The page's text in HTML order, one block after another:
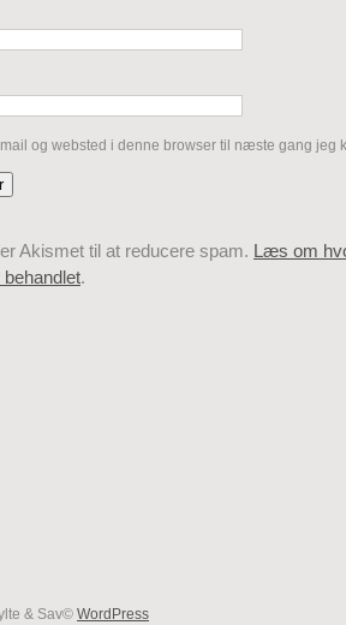
og websted i denne browser til næste gang jeg
Akismet til at reducere spam. Læs om
.
& Sav© WordPress